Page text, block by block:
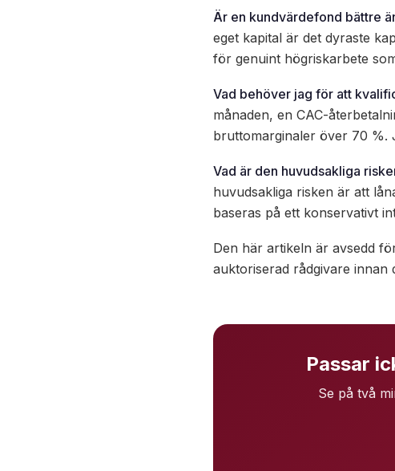
Är en kundvärdefond bättre
eget kapital är det dyraste
för genuint högriskarbete
Vad behöver jag för att
månaden, en CAC-
bruttomarginaler över 70 %.
Vad är den huvudsakliga
huvudsakliga risken är att
baseras på ett konservativt
Den här artikeln är avsedd
auktoriserad rådgivare innan
Passar
Se på två